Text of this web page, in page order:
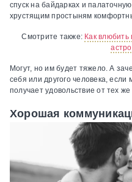
спуск на байдарках и
хрустящим простыням
Смотрите также: Как влюбить
Могут, но им будет тяжело. А
себя или другого человека, если
получает удовольствие от тех
Хорошая